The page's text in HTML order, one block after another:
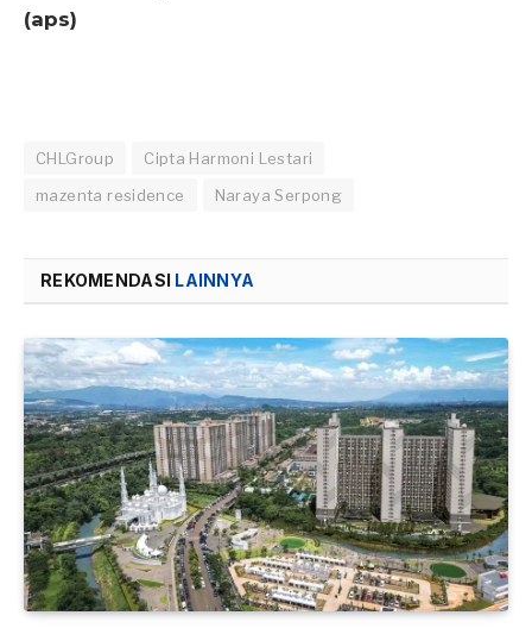
(aps)
CHLGroup
Cipta Harmoni Lestari
mazenta residence
Naraya Serpong
REKOMENDASI LAINNYA